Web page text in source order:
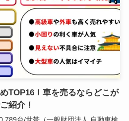
TOP16！車を売るならどこが
紹介！